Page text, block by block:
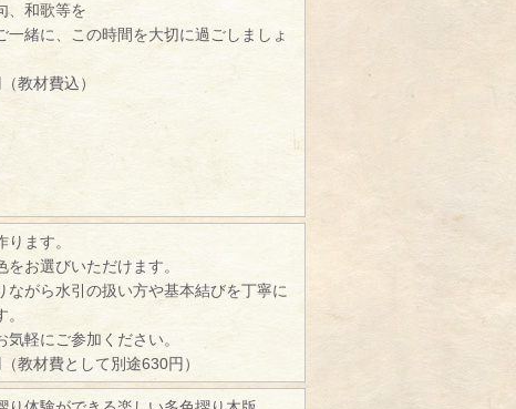
、和歌等を
一緒に、この時間を大切に過ごしましょ
教材費込）
ます。
お選びいただけます。
ながら水引の扱い方や基本結びを丁寧に
軽にご参加ください。
教材費として別途630円）